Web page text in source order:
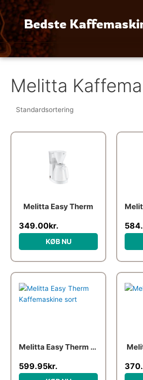
til
indholdetBedste
Melitta
Melitta Easy Therm
349.00kr.
KØB NU
Melitta Easy Therm Kaffemaskine sort
oprindelige
pris
599.95kr.
aktuelle
pris